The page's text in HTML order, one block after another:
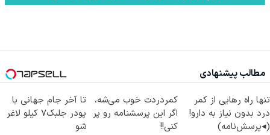
مطالب پیشنهادی
تنها راه رهایی از کمر
درد بدون نیاز به دارو!
(◂پرسش‌نامه)
کمردردت خوب می‌شه،
اگر این پرسشنامه رو پر
کنی!!
تا آخر جام جهانی با
پودر جلبک7 کیلو لاغر
شو